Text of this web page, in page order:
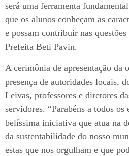
será uma ferramenta
que os alunos conheçam as
e possam contribuir nas
Prefeita Beti Pavin.
A cerimônia de apresentação da
presença de autoridades locais,
Leivas, professores e diretores
servidores. “Parabéns a todos os
belíssima iniciativa que atua na
da sustentabilidade do nosso
estas que nos orgulham e que